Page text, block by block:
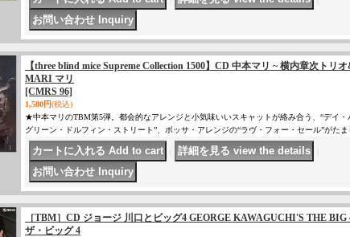
【three blind mice Supreme Collection 1500】CD 中本マリ ~ 横内章次トリ
MARI マリ
[CMRS 96]
1,580円(税込)
★中本マリのTBM第5弾。都会的なアレンジと小気味いいスキャットが絡み合う、“デイ・
グリーン・ドルフィン・ストリート”、ボッサ・アレンジの“ラヴ・フォー・セール”がた
［TBM］CD ジョージ 川口とビッグ4 GEORGE KAWAGUCHI'S THE BIG
ザ・ビッグ 4